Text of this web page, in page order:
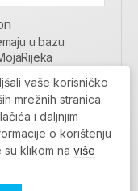
u bazu
vaše korisničko
mrežnih stranica.
i daljnjim
o korištenju
klikom na više